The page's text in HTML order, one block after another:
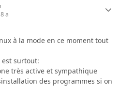
a
à la mode en ce moment tout
surtout:
très active et sympathique
des programmes si on